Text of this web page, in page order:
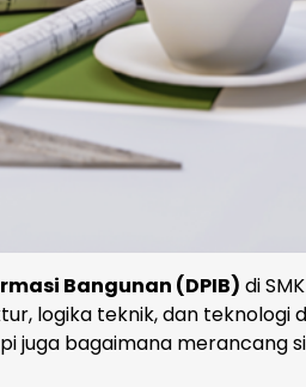
Bangunan (DPIB) di
logika teknik, dan teknologi
juga bagaimana merancang